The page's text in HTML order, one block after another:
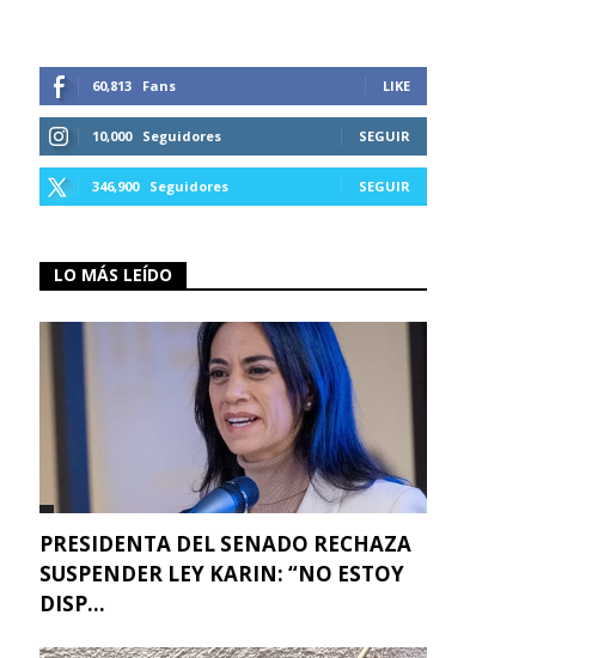
60,813 Fans LIKE
10,000 Seguidores SEGUIR
346,900 Seguidores SEGUIR
LO MÁS LEÍDO
PRESIDENTA DEL SENADO RECHAZA
SUSPENDER LEY KARIN: “NO ESTOY
DISP...